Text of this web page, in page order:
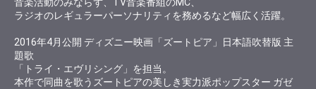
音楽活動のみならず、TV音楽番組のMC、
ラジオのレギュラーパーソナリティを務めるなど幅広く活躍。
2016年4月公開 ディズニー映画「ズートピア」日本語吹替版 主
題歌
「トライ・エヴリシング」を担当。
本作で同曲を歌うズートピアの美しき実力派ポップスター ガゼ